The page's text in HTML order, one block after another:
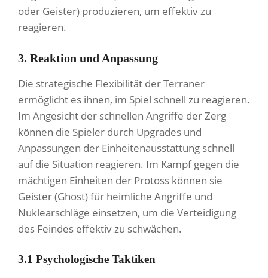
oder Geister) produzieren, um effektiv zu
reagieren.
3. Reaktion und Anpassung
Die strategische Flexibilität der Terraner
ermöglicht es ihnen, im Spiel schnell zu reagieren.
Im Angesicht der schnellen Angriffe der Zerg
können die Spieler durch Upgrades und
Anpassungen der Einheitenausstattung schnell
auf die Situation reagieren. Im Kampf gegen die
mächtigen Einheiten der Protoss können sie
Geister (Ghost) für heimliche Angriffe und
Nuklearschläge einsetzen, um die Verteidigung
des Feindes effektiv zu schwächen.
3.1 Psychologische Taktiken